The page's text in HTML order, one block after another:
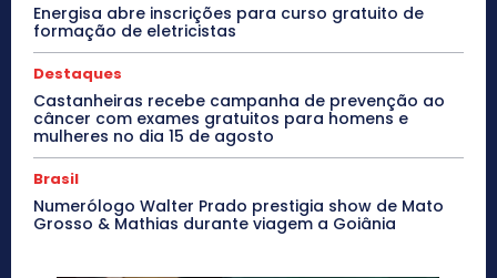
Energisa abre inscrições para curso gratuito de
formação de eletricistas
Destaques
Castanheiras recebe campanha de prevenção ao
câncer com exames gratuitos para homens e
mulheres no dia 15 de agosto
Brasil
Numerólogo Walter Prado prestigia show de Mato
Grosso & Mathias durante viagem a Goiânia